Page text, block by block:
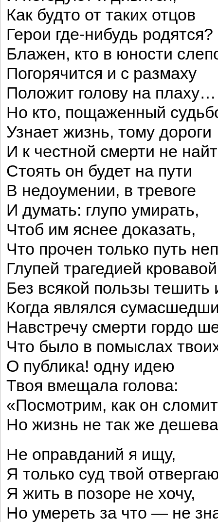
Как будто от таких отцов
Герои где-нибудь родятся?
Блажен, кто в юности
Погорячится и с размаху
Положит голову на плаху…
Но кто, пощаженный
Узнает жизнь, тому дороги
И к честной смерти не
Стоять он будет на пути
В недоумении, в тревоге
И думать: глупо умирать,
Чтоб им яснее доказать,
Что прочен только путь
Глупей трагедией кровавой
Без всякой пользы тешить
Когда являлся
Навстречу смерти гордо
Что было в помыслах
О публика! одну идею
Твоя вмещала голова:
«Посмотрим, как он
Но жизнь не так же
Не оправданий я ищу,
Я только суд твой
Я жить в позоре не хочу,
Но умереть за что — не